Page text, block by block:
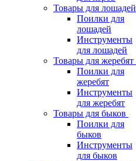
Товары для лошадей
Поилки для
лошадей
Инструменты
для лошадей
Товары для жеребят
Поилки для
жеребят
Инструменты
для жеребят
Товары для быков
Поилки для
быков
Инструменты
для быков